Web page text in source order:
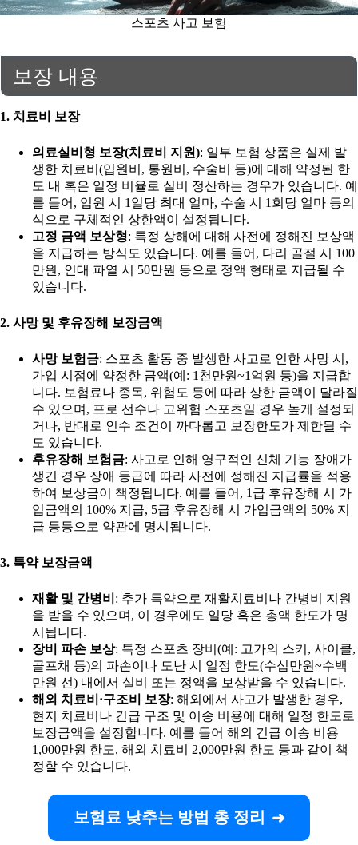
스포츠 사고 보험
보장 내용
1. 치료비 보장
의료실비형 보장(치료비 지원): 일부 보험 상품은 실제 발
생한 치료비(입원비, 통원비, 수술비 등)에 대해 약정된 한
도 내 혹은 일정 비율로 실비 정산하는 경우가 있습니다. 예
를 들어, 입원 시 1일당 최대 얼마, 수술 시 1회당 얼마 등의
식으로 구체적인 상한액이 설정됩니다.
고정 금액 보상형: 특정 상해에 대해 사전에 정해진 보상액
을 지급하는 방식도 있습니다. 예를 들어, 다리 골절 시 100
만원, 인대 파열 시 50만원 등으로 정액 형태로 지급될 수
있습니다.
2. 사망 및 후유장해 보장금액
사망 보험금: 스포츠 활동 중 발생한 사고로 인한 사망 시,
가입 시점에 약정한 금액(예: 1천만원~1억원 등)을 지급합
니다. 보험료나 종목, 위험도 등에 따라 상한 금액이 달라질
수 있으며, 프로 선수나 고위험 스포츠일 경우 높게 설정되
거나, 반대로 인수 조건이 까다롭고 보장한도가 제한될 수
도 있습니다.
후유장해 보험금: 사고로 인해 영구적인 신체 기능 장애가
생긴 경우 장애 등급에 따라 사전에 정해진 지급률을 적용
하여 보상금이 책정됩니다. 예를 들어, 1급 후유장해 시 가
입금액의 100% 지급, 5급 후유장해 시 가입금액의 50% 지
급 등등으로 약관에 명시됩니다.
3. 특약 보장금액
재활 및 간병비 : 추가 특약으로 재활치료비나 간병비 지원
을 받을 수 있으며, 이 경우에도 일당 혹은 총액 한도가 명
시됩니다.
장비 파손 보상: 특정 스포츠 장비(예: 고가의 스키, 사이클,
골프채 등)의 파손이나 도난 시 일정 한도(수십만원~수백
만원 선) 내에서 실비 또는 정액을 보상받을 수 있습니다.
해외 치료비·구조비 보장: 해외에서 사고가 발생한 경우,
현지 치료비나 긴급 구조 및 이송 비용에 대해 일정 한도로
보장금액을 설정합니다. 예를 들어 해외 긴급 이송 비용
1,000만원 한도, 해외 치료비 2,000만원 한도 등과 같이 책
정할 수 있습니다.
보험료 낮추는 방법 총 정리